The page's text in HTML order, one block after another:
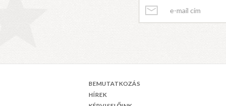
BEMUTATKOZÁS
HÍREK